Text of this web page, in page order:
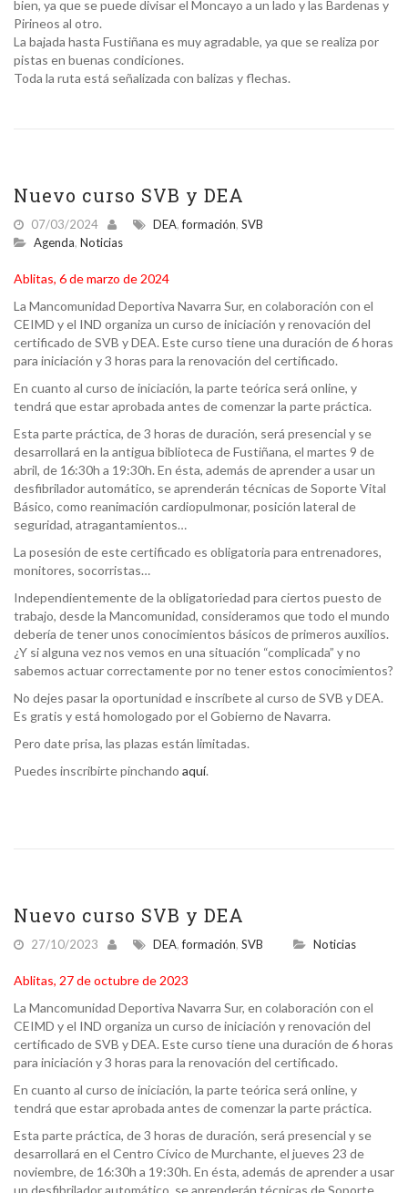
bien, ya que se puede divisar el Moncayo a un lado y las Bardenas y
Pirineos al otro.
La bajada hasta Fustiñana es muy agradable, ya que se realiza por
pistas en buenas condiciones.
Toda la ruta está señalizada con balizas y flechas.
Nuevo curso SVB y DEA
07/03/2024 DEA,formación, SVB
Agenda, Noticias
Ablitas, 6 de marzo de 2024
La Mancomunidad Deportiva Navarra Sur, en colaboración con el
CEIMD y el IND organiza un curso de iniciación y renovación del
certificado de SVB y DEA. Este curso tiene una duración de 6 horas
para iniciación y 3 horas para la renovación del certificado.
En cuanto al curso de iniciación, la parte teórica será online, y
tendrá que estar aprobada antes de comenzar la parte práctica.
Esta parte práctica, de 3 horas de duración, será presencial y se
desarrollará en la antigua biblioteca de Fustiñana, el martes 9 de
abril, de 16:30h a 19:30h. En ésta, además de aprender a usar un
desfibrilador automático, se aprenderán técnicas de Soporte Vital
Básico, como reanimación cardiopulmonar, posición lateral de
seguridad, atragantamientos…
La posesión de este certificado es obligatoria para entrenadores,
monitores, socorristas…
Independientemente de la obligatoriedad para ciertos puesto de
trabajo, desde la Mancomunidad, consideramos que todo el mundo
debería de tener unos conocimientos básicos de primeros auxilios.
¿Y si alguna vez nos vemos en una situación “complicada” y no
sabemos actuar correctamente por no tener estos conocimientos?
No dejes pasar la oportunidad e inscríbete al curso de SVB y DEA.
Es gratis y está homologado por el Gobierno de Navarra.
Pero date prisa, las plazas están limitadas.
Puedes inscribirte pinchando aquí.
Nuevo curso SVB y DEA
27/10/2023 DEA,formación, SVB Noticias
Ablitas, 27 de octubre de 2023
La Mancomunidad Deportiva Navarra Sur, en colaboración con el
CEIMD y el IND organiza un curso de iniciación y renovación del
certificado de SVB y DEA. Este curso tiene una duración de 6 horas
para iniciación y 3 horas para la renovación del certificado.
En cuanto al curso de iniciación, la parte teórica será online, y
tendrá que estar aprobada antes de comenzar la parte práctica.
Esta parte práctica, de 3 horas de duración, será presencial y se
desarrollará en el Centro Cívico de Murchante, el jueves 23 de
noviembre, de 16:30h a 19:30h. En ésta, además de aprender a usar
un desfibrilador automático, se aprenderán técnicas de Soporte